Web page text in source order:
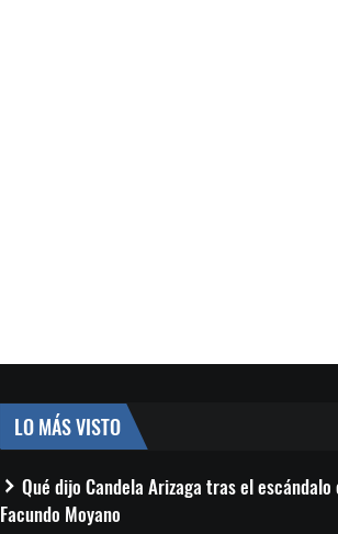
LO MÁS VISTO
Qué dijo Candela Arizaga tras el escándalo
Facundo Moyano